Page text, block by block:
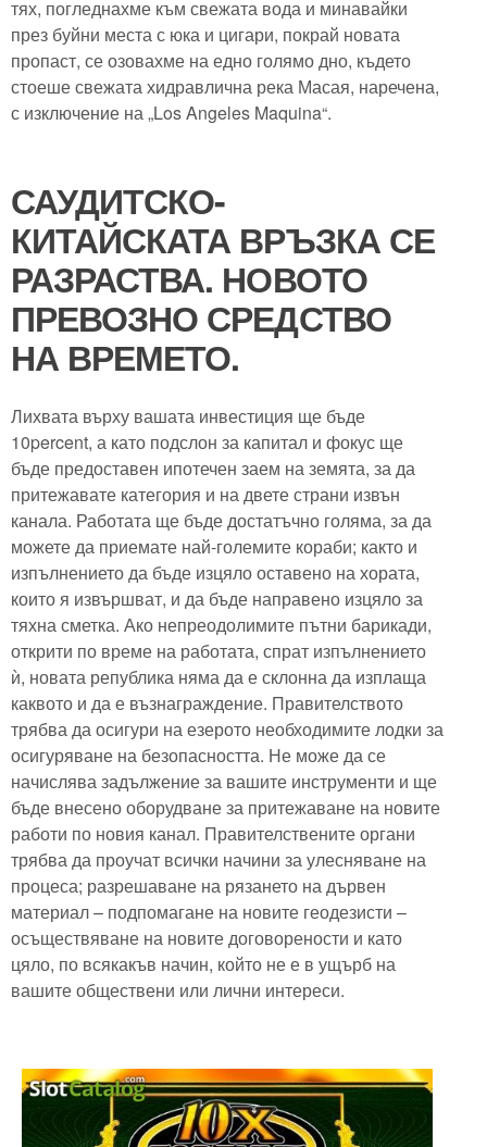
тях, погледнахме към свежата вода и минавайки
през буйни места с юка и цигари, покрай новата
пропаст, се озовахме на едно голямо дно, където
стоеше свежата хидравлична река Масая, наречена,
с изключение на „Los Angeles Maquina“.
САУДИТСКО-
КИТАЙСКАТА ВРЪЗКА СЕ
РАЗРАСТВА. НОВОТО
ПРЕВОЗНО СРЕДСТВО
НА ВРЕМЕТО.
Лихвата върху вашата инвестиция ще бъде
10percent, а като подслон за капитал и фокус ще
бъде предоставен ипотечен заем на земята, за да
притежавате категория и на двете страни извън
канала. Работата ще бъде достатъчно голяма, за да
можете да приемате най-големите кораби; както и
изпълнението да бъде изцяло оставено на хората,
които я извършват, и да бъде направено изцяло за
тяхна сметка. Ако непреодолимите пътни барикади,
открити по време на работата, спрат изпълнението
ѝ, новата република няма да е склонна да изплаща
каквото и да е възнаграждение. Правителството
трябва да осигури на езерото необходимите лодки за
осигуряване на безопасността. Не може да се
начислява задължение за вашите инструменти и ще
бъде внесено оборудване за притежаване на новите
работи по новия канал. Правителствените органи
трябва да проучат всички начини за улесняване на
процеса; разрешаване на рязането на дървен
материал – подпомагане на новите геодезисти –
осъществяване на новите договорености и като
цяло, по всякакъв начин, който не е в ущърб на
вашите обществени или лични интереси.